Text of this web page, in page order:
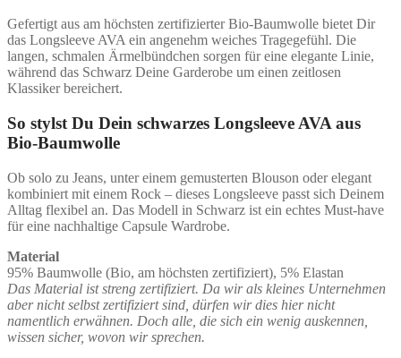
Gefertigt aus am höchsten zertifizierter Bio-Baumwolle bietet Dir
das Longsleeve AVA ein angenehm weiches Tragegefühl. Die
langen, schmalen Ärmelbündchen sorgen für eine elegante Linie,
während das Schwarz Deine Garderobe um einen zeitlosen
Klassiker bereichert.
So stylst Du Dein schwarzes Longsleeve AVA aus
Bio-Baumwolle
Ob solo zu Jeans, unter einem gemusterten Blouson oder elegant
kombiniert mit einem Rock – dieses Longsleeve passt sich Deinem
Alltag flexibel an. Das Modell in Schwarz ist ein echtes Must-have
für eine nachhaltige Capsule Wardrobe.
Material
95% Baumwolle (Bio, am höchsten zertifiziert), 5% Elastan
Das Material ist streng zertifiziert. Da wir als kleines Unternehmen
aber nicht selbst zertifiziert sind, dürfen wir dies hier nicht
namentlich erwähnen. Doch alle, die sich ein wenig auskennen,
wissen sicher, wovon wir sprechen.